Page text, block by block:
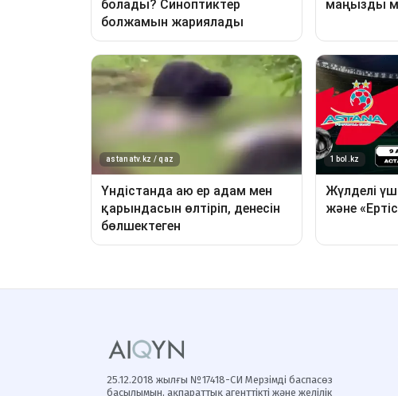
25.12.2018 жылғы №17418-СИ Мерзімді баспасөз
басылымын, ақпараттық агенттікті және желілік